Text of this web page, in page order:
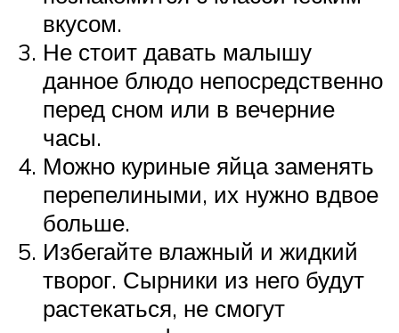
вкусом.
Не стоит давать малышу
данное блюдо непосредственно
перед сном или в вечерние
часы.
Можно куриные яйца заменять
перепелиными, их нужно вдвое
больше.
Избегайте влажный и жидкий
творог. Сырники из него будут
растекаться, не смогут